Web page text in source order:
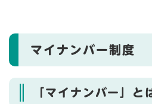
マイナンバー制度
「マイナンバー」と